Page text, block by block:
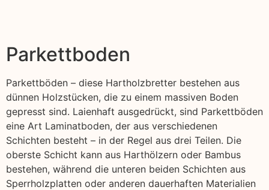
Parkettboden
Parkettböden – diese Hartholzbretter bestehen aus
dünnen Holzstücken, die zu einem massiven Boden
gepresst sind. Laienhaft ausgedrückt, sind Parkettböden
eine Art Laminatboden, der aus verschiedenen
Schichten besteht – in der Regel aus drei Teilen. Die
oberste Schicht kann aus Harthölzern oder Bambus
bestehen, während die unteren beiden Schichten aus
Sperrholzplatten oder anderen dauerhaften Materialien